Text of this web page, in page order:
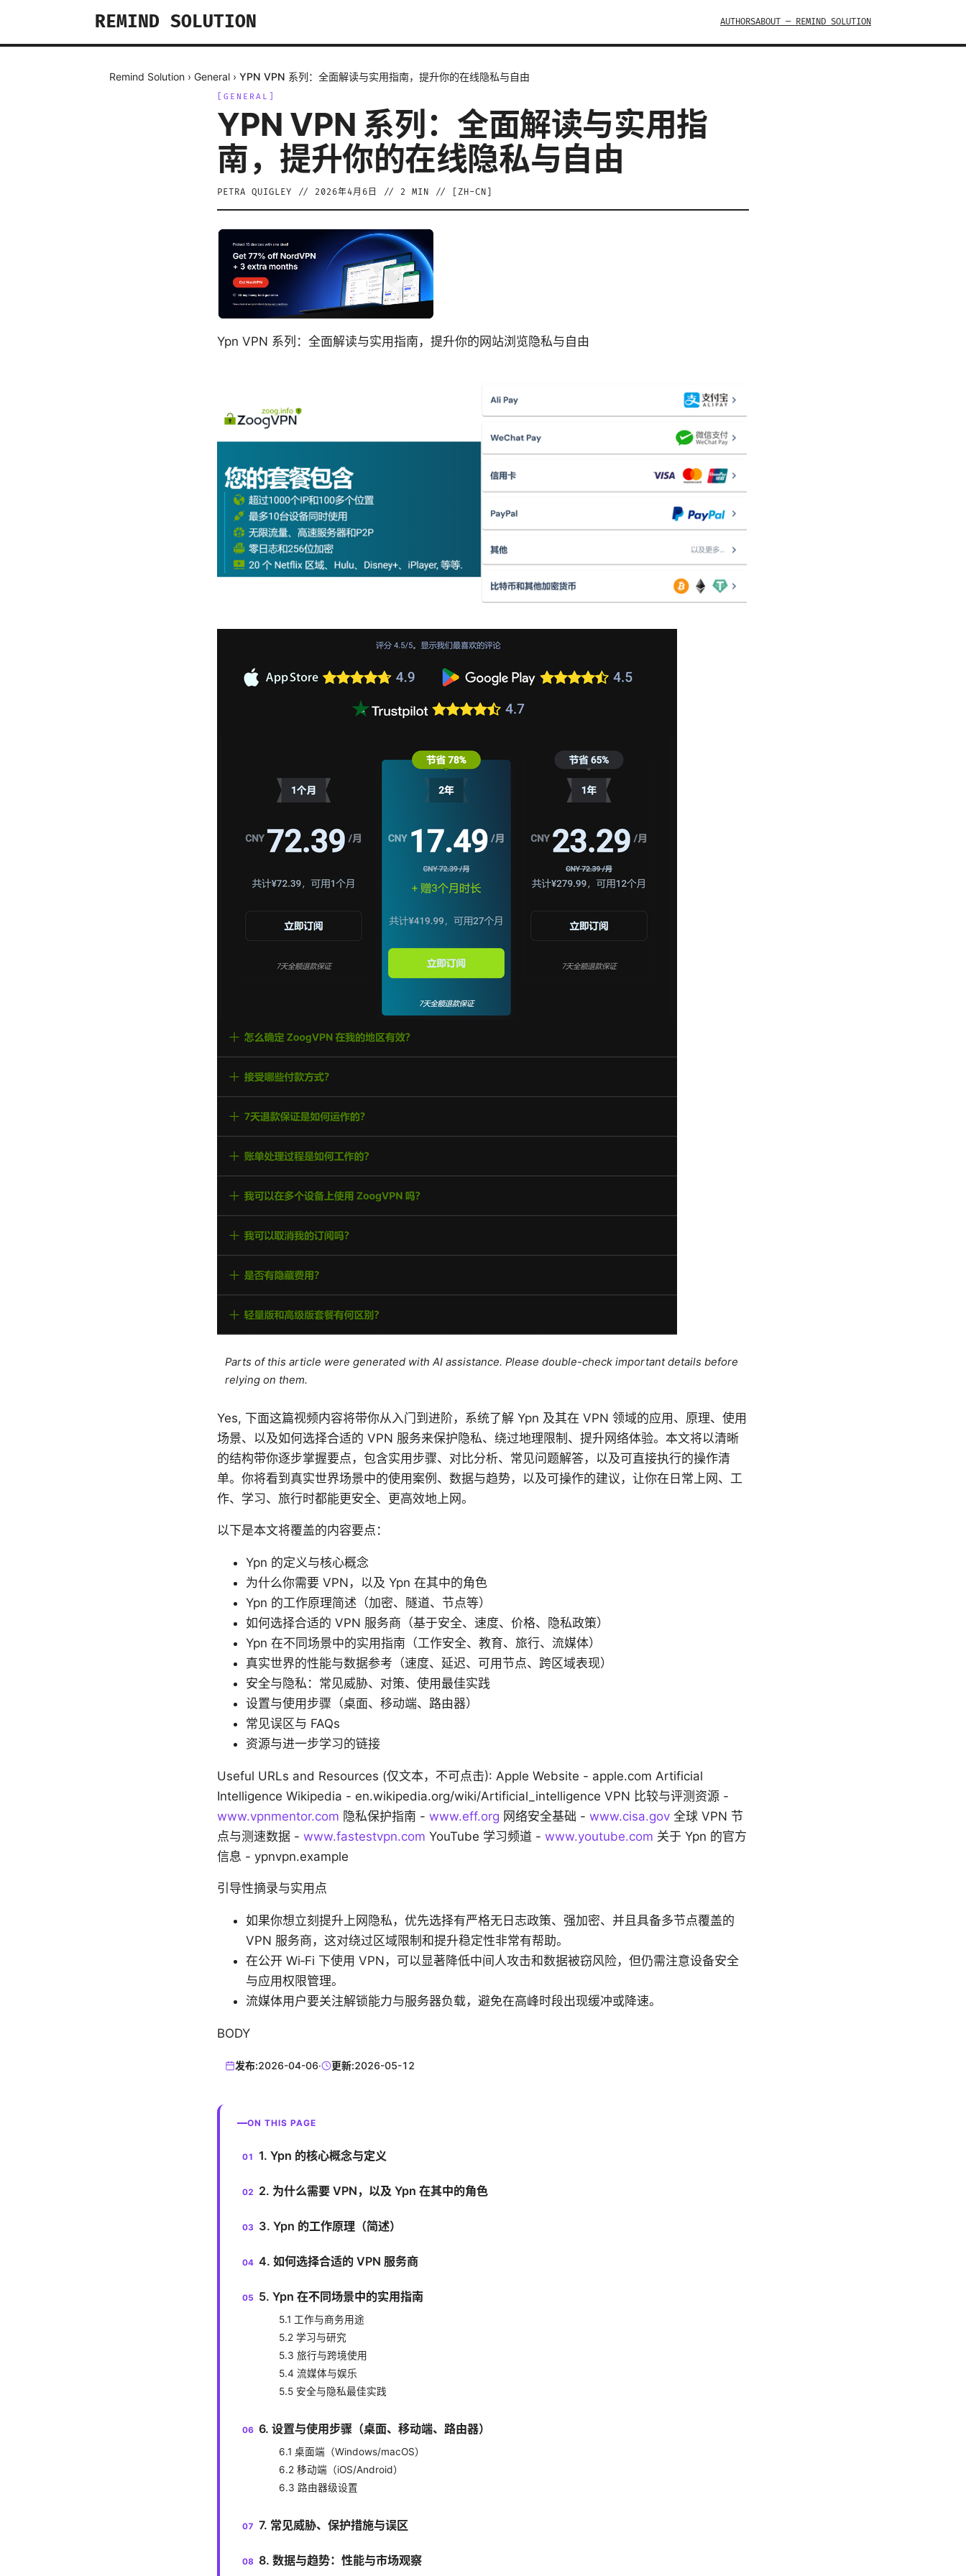
REMIND SOLUTION AUTHORSABOUT — REMIND SOLUTION
Remind Solution › General › YPN VPN 系列：全面解读与实用指南，提升你的在线隐私与自由
GENERAL
YPN VPN 系列：全面解读与实用指
南，提升你的在线隐私与自由
PETRA QUIGLEY // 2026年4月6日 // 2 MIN // [ ZH-CN
Ypn VPN 系列：全面解读与实用指南，提升你的网站浏览隐私与自由
Parts of this article were generated with AI assistance. Please double-check important details before
relying on them.
Yes, 下面这篇视频内容将带你从入门到进阶，系统了解 Ypn 及其在 VPN 领域的应用、原理、使用
场景、以及如何选择合适的 VPN 服务来保护隐私、绕过地理限制、提升网络体验。本文将以清晰
的结构带你逐步掌握要点，包含实用步骤、对比分析、常见问题解答，以及可直接执行的操作清
单。你将看到真实世界场景中的使用案例、数据与趋势，以及可操作的建议，让你在日常上网、工
作、学习、旅行时都能更安全、更高效地上网。
以下是本文将覆盖的内容要点：
Ypn 的定义与核心概念
为什么你需要 VPN，以及 Ypn 在其中的角色
Ypn 的工作原理简述（加密、隧道、节点等）
如何选择合适的 VPN 服务商（基于安全、速度、价格、隐私政策）
Ypn 在不同场景中的实用指南（工作安全、教育、旅行、流媒体）
真实世界的性能与数据参考（速度、延迟、可用节点、跨区域表现）
安全与隐私：常见威胁、对策、使用最佳实践
设置与使用步骤（桌面、移动端、路由器）
常见误区与 FAQs
资源与进一步学习的链接
Useful URLs and Resources (仅文本，不可点击): Apple Website - apple.com Artificial
Intelligence Wikipedia - en.wikipedia.org/wiki/Artificial_intelligence VPN 比较与评测资源 -
www.vpnmentor.com 隐私保护指南 - www.eff.org 网络安全基础 - www.cisa.gov 全球 VPN 节
点与测速数据 - www.fastestvpn.com YouTube 学习频道 - www.youtube.com 关于 Ypn 的官方
信息 - ypnvpn.example
引导性摘录与实用点
如果你想立刻提升上网隐私，优先选择有严格无日志政策、强加密、并且具备多节点覆盖的
VPN 服务商，这对绕过区域限制和提升稳定性非常有帮助。
在公开 Wi‑Fi 下使用 VPN，可以显著降低中间人攻击和数据被窃风险，但仍需注意设备安全
与应用权限管理。
流媒体用户要关注解锁能力与服务器负载，避免在高峰时段出现缓冲或降速。
BODY
发布:2026-04-06· 更新:2026-05-12
ON THIS PAGE
1. Ypn 的核心概念与定义
2. 为什么需要 VPN，以及 Ypn 在其中的角色
3. Ypn 的工作原理（简述）
4. 如何选择合适的 VPN 服务商
5. Ypn 在不同场景中的实用指南
5.1 工作与商务用途
5.2 学习与研究
5.3 旅行与跨境使用
5.4 流媒体与娱乐
5.5 安全与隐私最佳实践
6. 设置与使用步骤（桌面、移动端、路由器）
6.1 桌面端（Windows/macOS）
6.2 移动端（iOS/Android）
6.3 路由器级设置
7. 常见威胁、保护措施与误区
8. 数据与趋势：性能与市场观察